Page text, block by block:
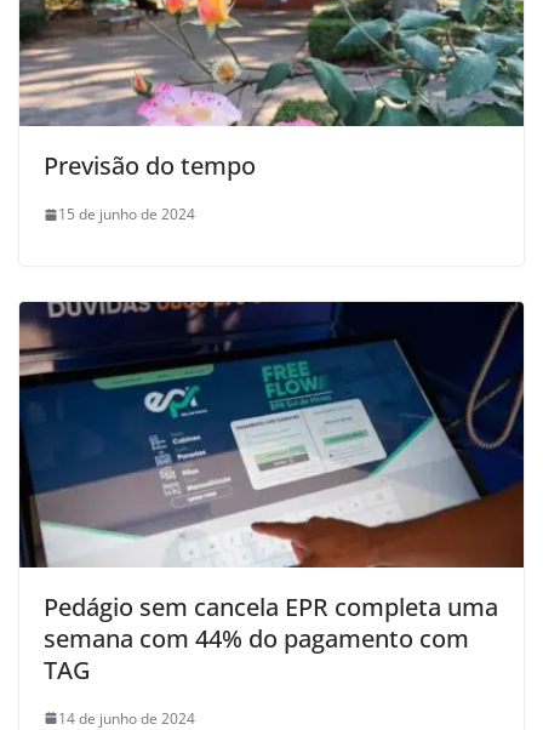
Previsão do tempo
15 de junho de 2024
Pedágio sem cancela EPR completa uma
semana com 44% do pagamento com
TAG
14 de junho de 2024